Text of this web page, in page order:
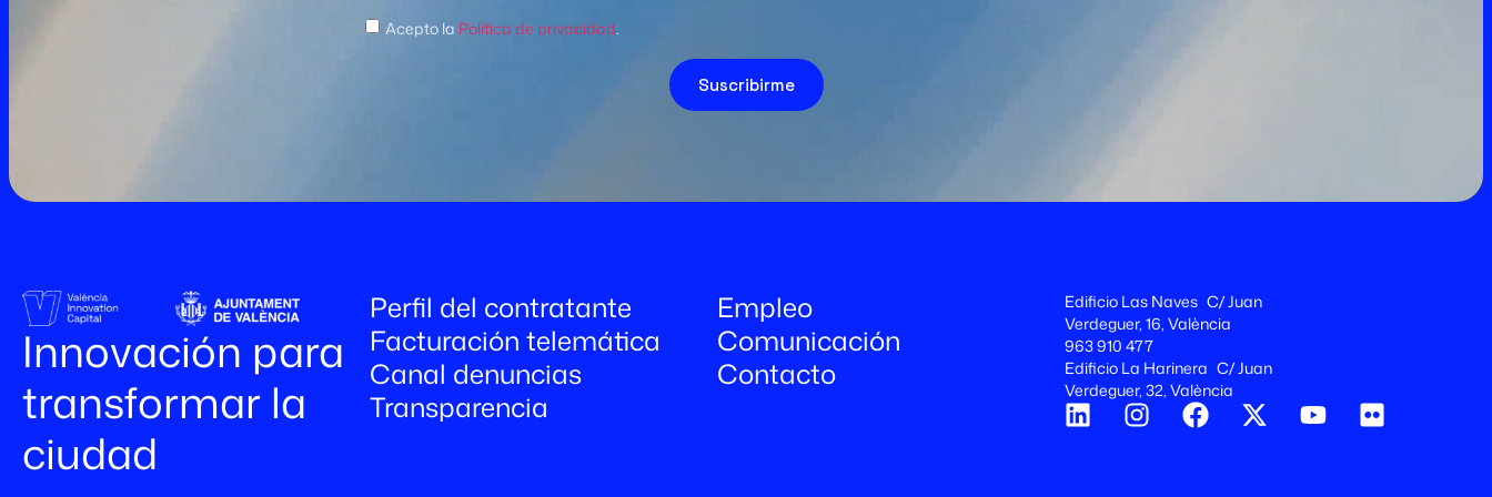
Acepto la Política de privacidad
Suscribirme
Innovación para
transformar la
ciudad
Perfil del contratante
Facturación telemática
Canal denuncias
Transparencia
Empleo
Comunicación
Contacto
Edificio Las Naves C/ Juan
Verdeguer, 16, València
963 910 477
Edificio La Harinera C/ Juan
Verdeguer, 32, València